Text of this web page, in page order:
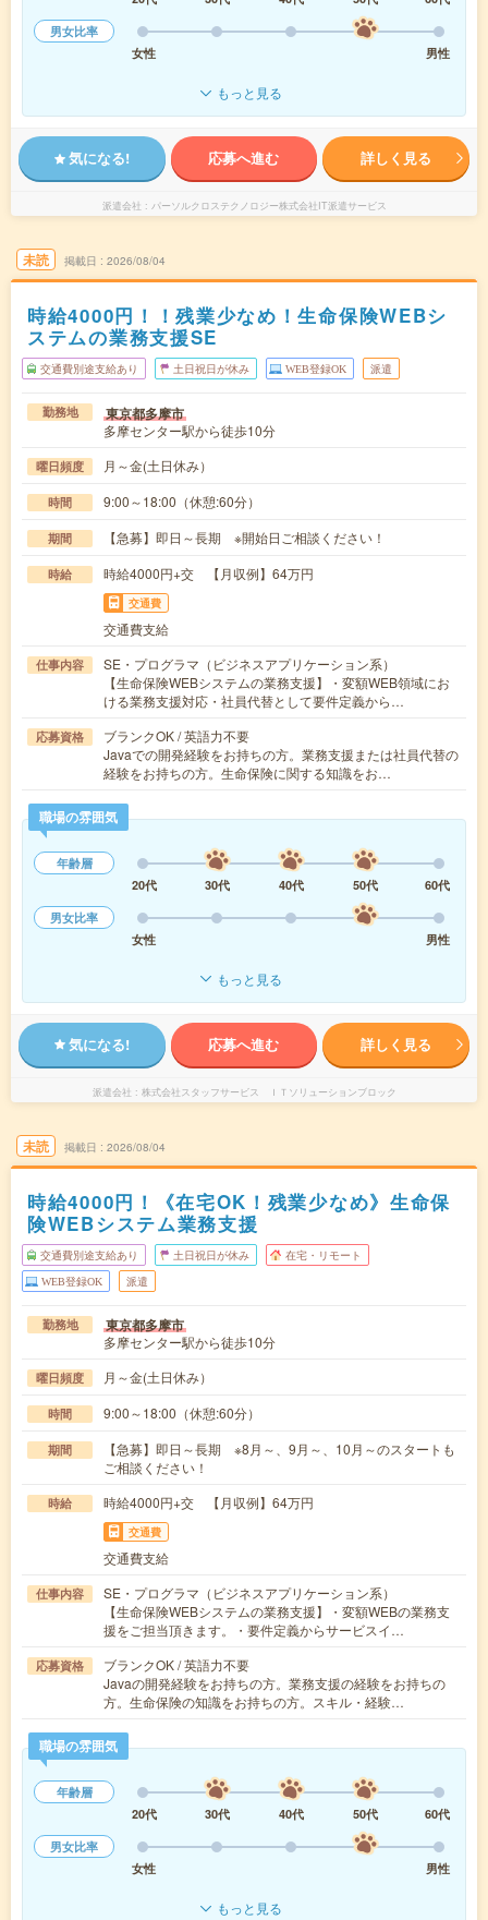
男女比率
女性
男性
もっと見る
気になる! 応募へ進む 詳しく見る
派遣会社 パーソルクロステクノロジー株式会社IT派遣サービス
未読 掲載日 2026/08/04
時給4000円！！残業少なめ！生命保険WEBシ
ステムの業務支援SE
交通費別途支給あり 土日祝日が休み WEB登録OK 派遣
勤務地 東京都多摩市
多摩センター駅から徒歩10分
曜日頻度 月～金(土日休み）
時間 9:00～18:00（休憩:60分）
期間 【急募】即日～長期 ※開始日ご相談ください！
時給 時給4000円+交 【月収例】64万円
交通費
交通費支給
仕事内容
SE・プログラマ（ビジネスアプリケーション系）
【生命保険WEBシステムの業務支援】・変額WEB領域にお
ける業務支援対応・社員代替として要件定義から…
応募資格
ブランクOK / 英語力不要
Javaでの開発経験をお持ちの方。業務支援または社員代替の
経験をお持ちの方。生命保険に関する知識をお…
職場の雰囲気
年齢層
20代
30代 40代 50代
60代
男女比率
女性
男性
もっと見る
気になる! 応募へ進む 詳しく見る
派遣会社 株式会社スタッフサービス ＩＴソリューションブロック
未読 掲載日 2026/08/04
時給4000円！《在宅OK！残業少なめ》生命保
険WEBシステム業務支援
交通費別途支給あり 土日祝日が休み 在宅・リモート
WEB登録OK 派遣
勤務地 東京都多摩市
多摩センター駅から徒歩10分
曜日頻度 月～金(土日休み）
時間 9:00～18:00（休憩:60分）
期間
【急募】即日～長期 ※8月～、9月～、10月～のスタートも
ご相談ください！
時給 時給4000円+交 【月収例】64万円
交通費
交通費支給
仕事内容
SE・プログラマ（ビジネスアプリケーション系）
【生命保険WEBシステムの業務支援】・変額WEBの業務支
援をご担当頂きます。・要件定義からサービスイ…
応募資格
ブランクOK / 英語力不要
Javaの開発経験をお持ちの方。業務支援の経験をお持ちの
方。生命保険の知識をお持ちの方。スキル・経験…
職場の雰囲気
年齢層
20代
30代 40代 50代
60代
男女比率
女性
男性
もっと見る